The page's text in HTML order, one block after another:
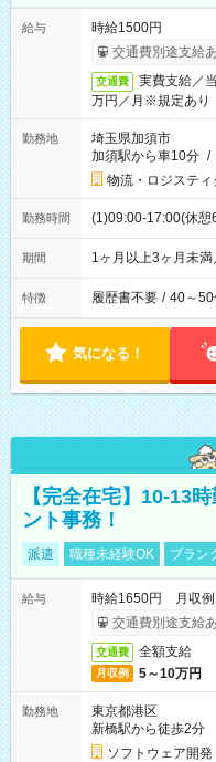
給与
時給1500円
交通費別途支給
交通費
実費支給／
万円／月※規定あり
勤務地
埼玉県加須市
加須駅から車10分 /
物流・ロジスティ
勤務時間 (1)09:00-17:00(休憩
期間 1ヶ月以上3ヶ月未
特徴 履歴書不要 / 40～50
気になる！
【完全在宅】10-13
ント事務！
派遣 職種未経験OK ブラン
給与
時給1650円 月収例
交通費別途支給
交通費 全額支給
月収例 5～10万円
勤務地
東京都港区
新橋駅から徒歩2分
ソフトウェア開発